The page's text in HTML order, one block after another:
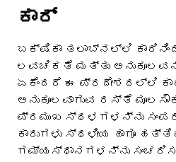
ಕಾರ್
ಬಕ್ಷಿಕಾ ತಲಾಬ್‌ನಲ್ಲಿ ಕಾರಿನಿಂದ
ಲವಚಿಕತೆ ಮತ್ತು
ಏಕೆಂದರೆ ಈ ಪ್ರದೇಶದಲ್ಲಿ
ಅನುಕೂಲವಾಗುವ ರಸ್ತೆ
ಪ್ರಮುಖ ಸ್ಥಳಗಳನ್ನು
ಕಾರುಗಳು ಸ್ಥಳೀಯ ಹಾಗೂ
ಗಮ್ಯಸ್ಥಾನಗಳನ್ನು